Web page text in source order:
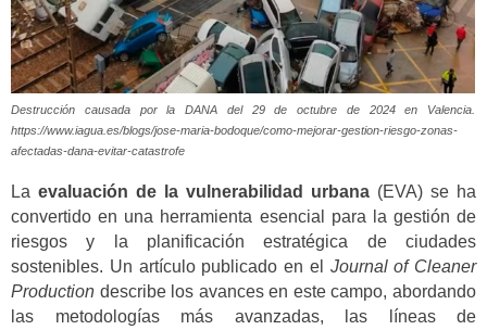
Destrucción causada por la DANA del 29 de octubre de 2024 en Valencia.
https://www.iagua.es/blogs/jose-maria-bodoque/como-mejorar-gestion-riesgo-zonas-
afectadas-dana-evitar-catastrofe
La evaluación de la vulnerabilidad urbana (EVA) se ha
convertido en una herramienta esencial para la gestión de
riesgos y la planificación estratégica de ciudades
sostenibles. Un artículo publicado en el Journal of Cleaner
Production describe los avances en este campo, abordando
las metodologías más avanzadas, las líneas de